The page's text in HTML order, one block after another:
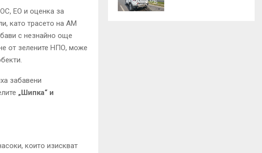
ЕО и оценка за
като трасето на АМ
с незнайно още
от зелените НПО, може
забавени
„Шипка“ и
които изискват